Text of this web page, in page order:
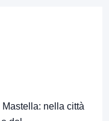
nella città